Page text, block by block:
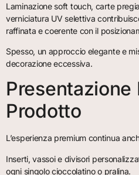
Laminazione soft touch, carte
verniciatura UV selettiva
raffinata e coerente con il
Spesso, un approccio elegante e
decorazione eccessiva.
Presentazione
Prodotto
L’esperienza premium continua
Inserti, vassoi e divisori
ogni singolo cioccolatino o pralina.